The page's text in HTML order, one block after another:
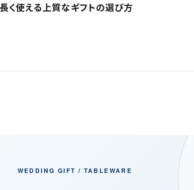
く使える上質なギフトの選び方
WEDDING GIFT / TABLEWARE